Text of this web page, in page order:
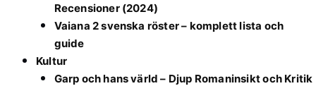
Recensioner (2024)
Vaiana 2 svenska röster – komplett lista och
guide
Kultur
Garp och hans värld – Djup Romaninsikt och Kritik